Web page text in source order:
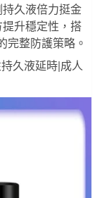
持久液倍力挺金
升穩定性，搭
完整防護策略。
久液延時|成人